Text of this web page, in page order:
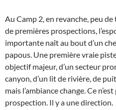
Au Camp 2, en revanche, peu
de premières prospections,
importante naît au bout d’un
papous. Une première vraie
objectif majeur, d’un secteur
canyon, d’un lit de rivière, de
mais l’ambiance change. Ce
prospection. Il y a une direction.